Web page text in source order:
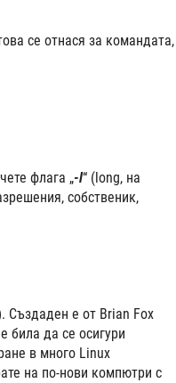
се отнася за командата,
флага „-l“ (long, на
собственик,
Създаден е от Brian Fox
била да се осигури
в много Linux
на по-нови компютри с